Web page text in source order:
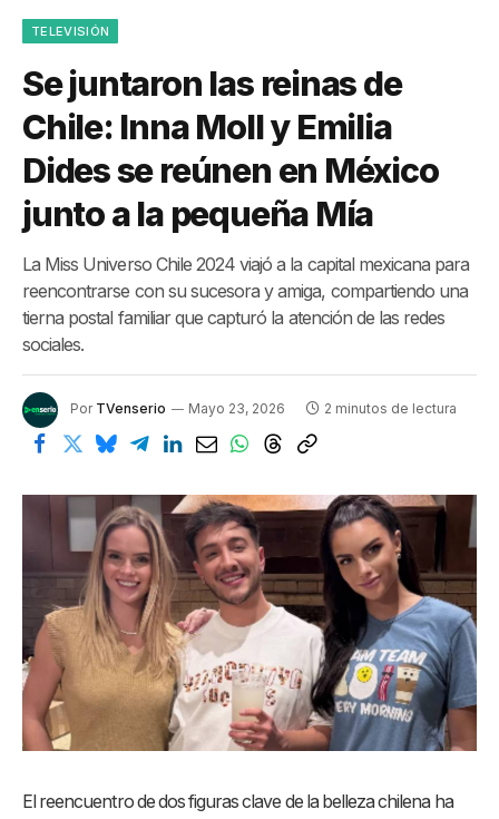
TELEVISIÓN
Se juntaron las reinas de
Chile: Inna Moll y Emilia
Dides se reúnen en México
junto a la pequeña Mía
La Miss Universo Chile 2024 viajó a la capital mexicana para
reencontrarse con su sucesora y amiga, compartiendo una
tierna postal familiar que capturó la atención de las redes
sociales.
Por TVenserio Mayo 23, 2026 2 minutos de lectura
El reencuentro de dos figuras clave de la belleza chilena ha